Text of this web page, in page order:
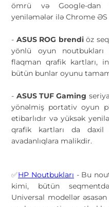
ömrü və Google-dan
yeniləmələr ilə Chrome
- ASUS ROG brendiöz
yönlü oyun noutbukları
flaqman qrafik kartları,
bütün bunlar oyunu
- ASUS TUF Gaming
yönəlmiş portativ oyun
etibarlıdır və yüksək
qrafik kartları da
avadanlıqlara malikdir.
✅HP Noutbukları - Bu
kimi, bütün
Universal modellər əsasən